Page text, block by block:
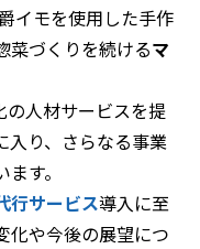
イモを使用した手作
菜づくりを続けるマ
人材サービスを提
入り、さらなる事業
す。
行サービス導入に至
化や今後の展望につ